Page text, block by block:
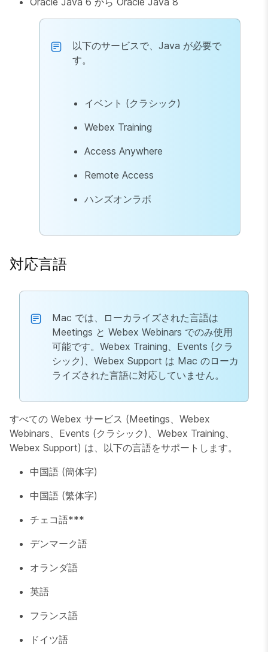
以下のサービスで、Java が必要で
す。
イベント (クラシック)
Webex Training
Access Anywhere
Remote Access
ハンズオンラボ
対応言語
Mac では、ローカライズされた言語は
Meetings と Webex Webinars でのみ使用
可能です。Webex Training、Events (クラ
シック)、Webex Support は Mac のローカ
ライズされた言語に対応していません。
すべての Webex サービス (Meetings、Webex
Webinars、Events (クラシック)、Webex Training、
Webex Support) は、以下の言語をサポートします。
中国語 (簡体字)
中国語 (繁体字)
チェコ語***
デンマーク語
オランダ語
英語
フランス語
ドイツ語